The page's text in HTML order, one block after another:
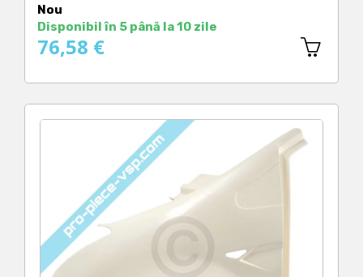
Nou
Disponibil în 5 până la 10 zile
76,58 €